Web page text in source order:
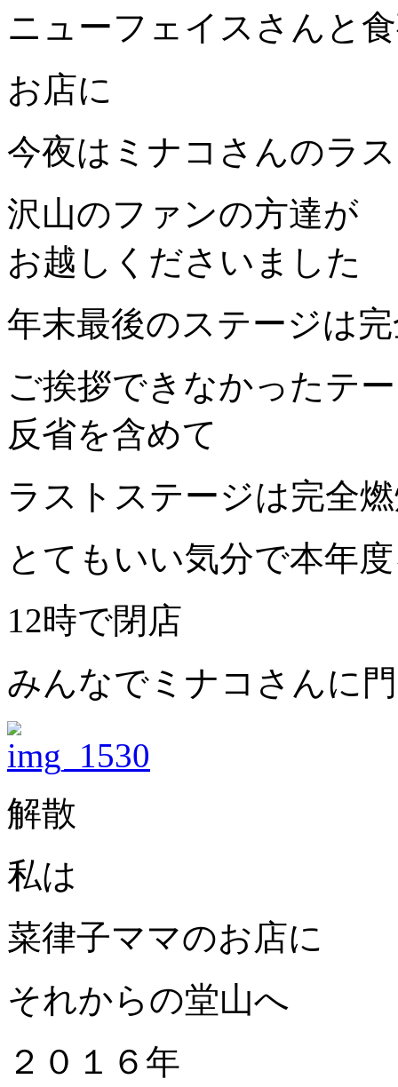
ニューフェイスさんと
お店に
今夜はミナコさんのラ
沢山のファンの方達が
お越しくださいました
年末最後のステージは
ご挨拶できなかったテ
反省を含めて
ラストステージは完全
とてもいい気分で本年
12時で閉店
みんなでミナコさんに
解散
私は
菜律子ママのお店に
それからの堂山へ
２０１６年